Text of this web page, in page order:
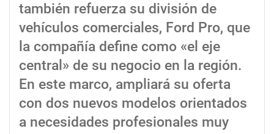
también refuerza su división de
vehículos comerciales, Ford Pro, que
la compañía define como «el eje
central» de su negocio en la región.
En este marco, ampliará su oferta
con dos nuevos modelos orientados
a necesidades profesionales muy